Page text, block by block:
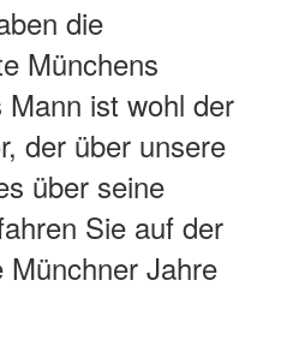
die
Münchens
ist wohl der
der über unsere
über seine
Sie auf der
Jahre